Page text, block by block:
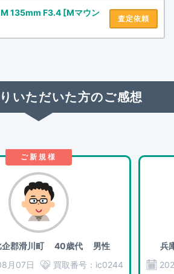
135mm F3.4 [Mマウン
査定依頼
いただいた方のご感想
ご新規様
郡滑川町40歳代 男性
月07日
買取番号： ic0244
兵